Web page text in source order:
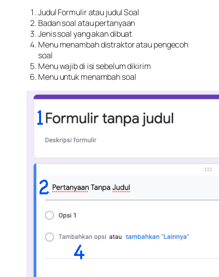
Judul Formulir atau judul Soal
Badan soal atau pertanyaan
Jenis soal yang akan dibuat
Menu menambah distraktor atau pengecoh
soal
Menu wajib di isi sebelum dikirim
Menu untuk menambah soal